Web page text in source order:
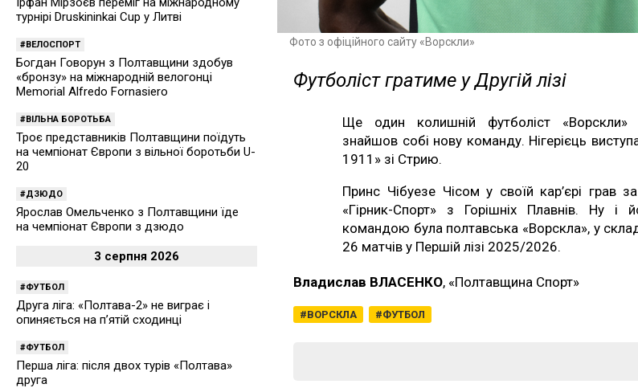
Фото з офіційного сайту «Ворскли»
Футболіст гратиме у Другій лізі
Ще один колишній футболіст «Ворскли»
знайшов собі нову команду. Нігерієць
1911» зі Стрию.
Принс Чібуезе Чісом у своїй кар’єрі грав
«Гірник-Спорт» з Горішніх Плавнів. Ну і
командою була полтавська «Ворскла», у
26 матчів у Першій лізі 2025/2026.
Владислав ВЛАСЕНКО, «Полтавщина Спорт»
ВОРСКЛА ФУТБОЛ
турнірі Druskininkai Cup у Литві
ВЕЛОСПОРТ
Богдан Говорун з Полтавщини здобув
«бронзу» на міжнародній велогонці
Memorial Alfredo Fornasiero
ВІЛЬНА БОРОТЬБА
Троє представників Полтавщини поїдуть
на чемпіонат Європи з вільної боротьби U-
20
ДЗЮДО
Ярослав Омельченко з Полтавщини їде
на чемпіонат Європи з дзюдо
3 серпня 2026
ФУТБОЛ
Друга ліга: «Полтава-2» не виграє і
опиняється на п’ятій сходинці
ФУТБОЛ
Перша ліга: після двох турів «Полтава»
друга